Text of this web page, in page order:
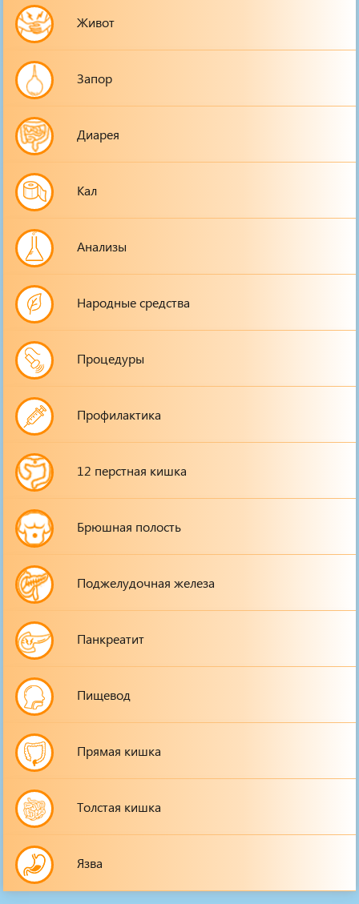
Живот
Запор
Диарея
Кал
Анализы
Народные средства
Процедуры
Профилактика
12 перстная кишка
Брюшная полость
Поджелудочная железа
Панкреатит
Пищевод
Прямая кишка
Толстая кишка
Язва